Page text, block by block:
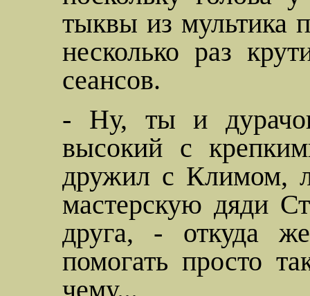
тыквы из мультика
несколько раз
сеансов.
- Ну, ты и
высокий с
дружил с Климом,
мастерскую дяди
друга, - откуда
помогать просто
чему...